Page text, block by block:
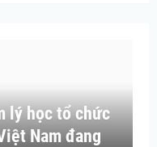
lý học tổ chức
Nam đang